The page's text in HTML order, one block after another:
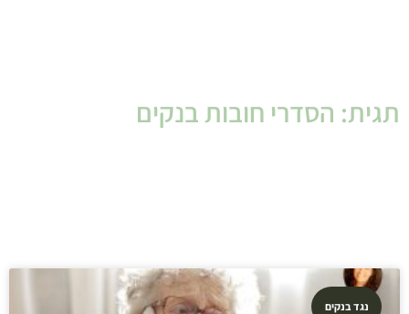
תגית: הסדרי חובות בנקים
נגד בנקים